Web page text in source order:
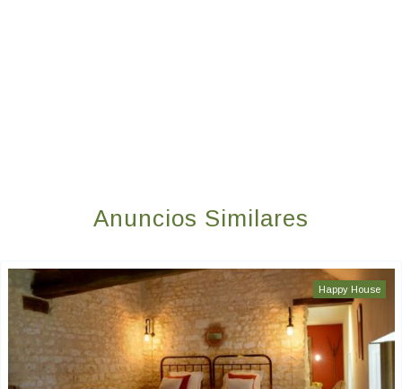
Anuncios Similares
Happy House